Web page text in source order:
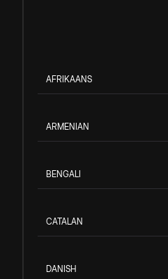
AFRIKAANS
ARMENIAN
BENGALI
CATALAN
DANISH